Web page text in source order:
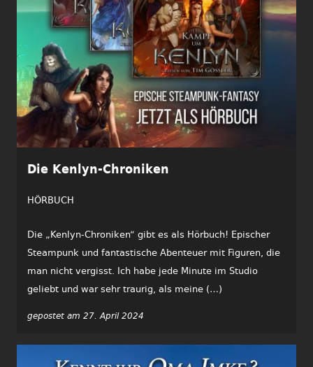
Die Kenlyn-Chroniken
HÖRBUCH
Die „Kenlyn-Chroniken“ gibt es als Hörbuch! Epischer
Steampunk und fantastische Abenteuer mit Figuren, die
man nicht vergisst. Ich habe jede Minute im Studio
geliebt und war sehr traurig, als meine (…)
gepostet am 27. April 2024